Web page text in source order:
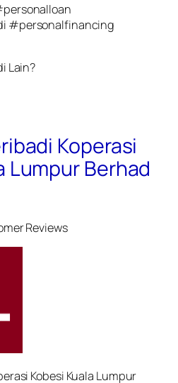
#personalfinancing
Lain?
Koperasi
Lumpur Berhad
Reviews
Kobesi Kuala Lumpur